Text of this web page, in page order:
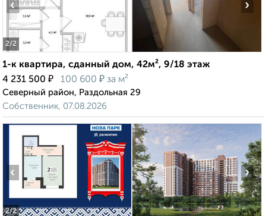
2/2
‹ ›
1-к квартира, сданный дом, 42м², 9/18 этаж
4 231 500 ₽ 100 600 ₽ за м²
Северный район, Раздольная 29
Собственник, 07.08.2026
2/2
‹ ›